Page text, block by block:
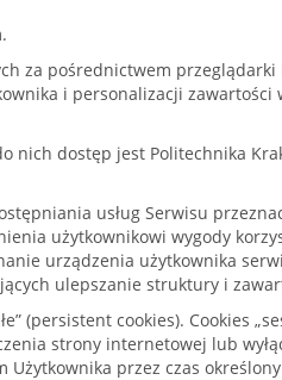
za pośrednictwem
i personalizacji zawartości
nich dostęp jest Politechnika
usług Serwisu
użytkownikowi wygody
urządzenia użytkownika
ulepszanie struktury i
(persistent cookies). Cookies
strony internetowej lub
Użytkownika przez czas